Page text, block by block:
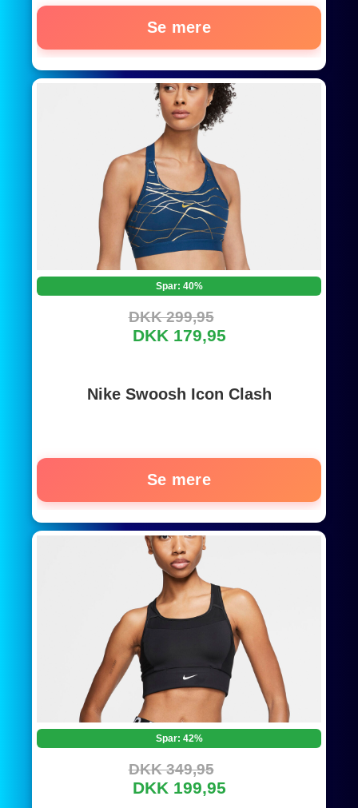
Se mere
Spar: 40%
DKK 299,95
DKK 179,95
Nike Swoosh Icon Clash
Se mere
Spar: 42%
DKK 349,95
DKK 199,95